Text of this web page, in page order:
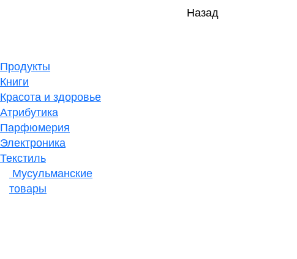
Назад
Продукты
Книги
Красота и здоровье
Атрибутика
Парфюмерия
Электроника
Текстиль
Мусульманские
товары